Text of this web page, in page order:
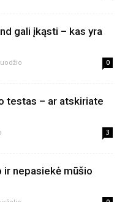
gali įkąsti – kas yra
0
testas – ar atskiriate
3
ir nepasiekė mūšio